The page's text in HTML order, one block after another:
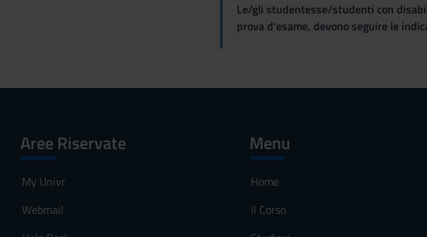
Le/gli studentesse/studenti con
prova d'esame, devono seguire le
Aree Riservate
My Univr
Webmail
Menu
Home
Il Corso